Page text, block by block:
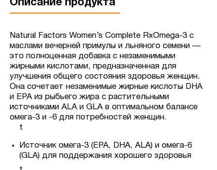
Описание продукта
Natural Factors Women’s Complete RxOmega-3 с
маслами вечерней примулы и льняного семени —
это полноценная добавка с незаменимыми
жирными кислотами, предназначенная для
улучшения общего состояния здоровья женщин.
Она сочетает незаменимые жирные кислоты DHA
и EPA из рыбьего жира с растительными
источниками ALA и GLA в оптимальном балансе
омега-3 и -6 для потребностей женщин.
t
Источник омега-3 (EPA, DHA, ALA) и омега-6
(GLA) для поддержания хорошего здоровья